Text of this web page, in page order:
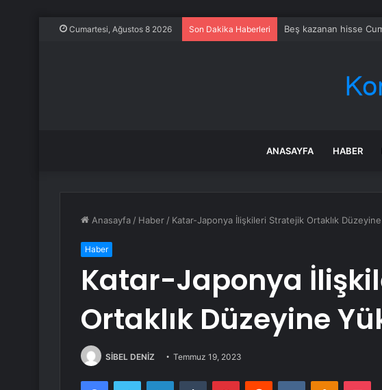
Cumartesi, Ağustos 8 2026 Son Dakika Haberleri Beş kazanan hisse
ANASAYFA HABER
Anasayfa / Haber / Katar-Japonya İlişkileri Stratejik Ortaklık
Haber
Katar-Japonya
Ortaklık Düzeyine
SİBEL DENİZ Temmuz 19, 2023
FacebookTwitter LinkedInTumblr PinterestReddit VKontakte